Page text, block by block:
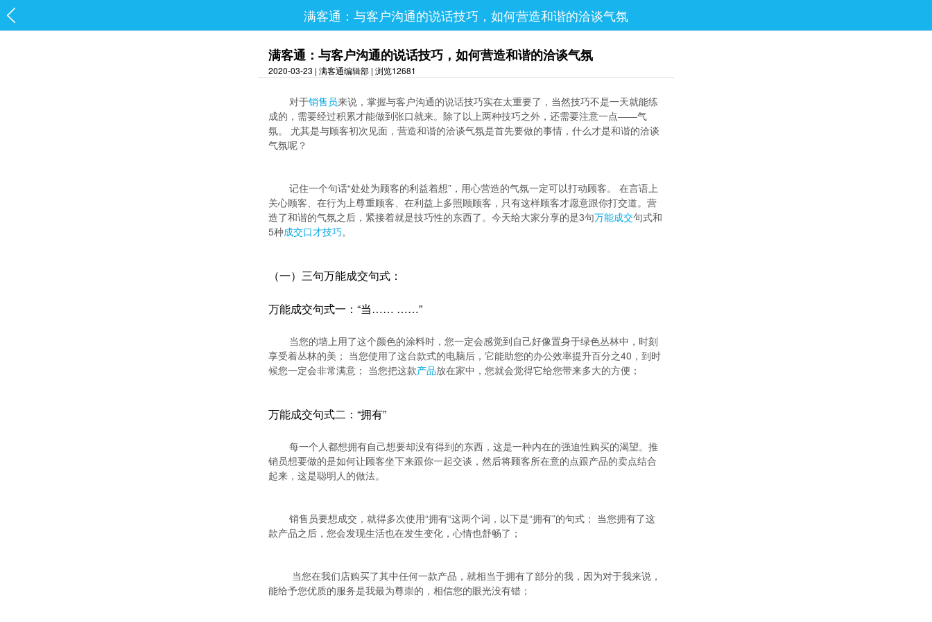
满客通：与客户沟通的说话技巧，如何营造和谐的洽谈气氛
满客通：与客户沟通的说话技巧，如何营造和谐的洽谈气氛
2020-03-23 | 满客通编辑部 | 浏览12681
对于销售员来说，掌握与客户沟通的说话技巧实在太重要了，当然技巧不是一天就能练
成的，需要经过积累才能做到张口就来。除了以上两种技巧之外，还需要注意一点——气
氛。 尤其是与顾客初次见面，营造和谐的洽谈气氛是首先要做的事情，什么才是和谐的洽谈
气氛呢？
记住一个句话“处处为顾客的利益着想”，用心营造的气氛一定可以打动顾客。 在言语上
关心顾客、在行为上尊重顾客、在利益上多照顾顾客，只有这样顾客才愿意跟你打交道。营
造了和谐的气氛之后，紧接着就是技巧性的东西了。今天给大家分享的是3句万能成交句式和
5种成交口才技巧。
（一）三句万能成交句式：
万能成交句式一：“当…… ……”
当您的墙上用了这个颜色的涂料时，您一定会感觉到自己好像置身于绿色丛林中，时刻
享受着丛林的美； 当您使用了这台款式的电脑后，它能助您的办公效率提升百分之40，到时
候您一定会非常满意； 当您把这款产品放在家中，您就会觉得它给您带来多大的方便；
万能成交句式二：“拥有”
每一个人都想拥有自己想要却没有得到的东西，这是一种内在的强迫性购买的渴望。推
销员想要做的是如何让顾客坐下来跟你一起交谈，然后将顾客所在意的点跟产品的卖点结合
起来，这是聪明人的做法。
销售员要想成交，就得多次使用“拥有“这两个词，以下是“拥有”的句式； 当您拥有了这
款产品之后，您会发现生活也在发生变化，心情也舒畅了；
当您在我们店购买了其中任何一款产品，就相当于拥有了部分的我，因为对于我来说，
能给予您优质的服务是我最为尊崇的，相信您的眼光没有错；